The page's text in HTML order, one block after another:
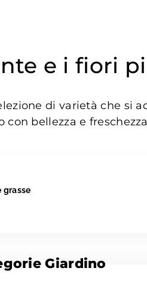
e i fiori
di varietà che si
bellezza e
grasse
Giardino